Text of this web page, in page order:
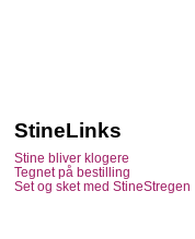
StineLinks
Stine bliver klogere
Tegnet på bestilling
Set og sket med StineStregen